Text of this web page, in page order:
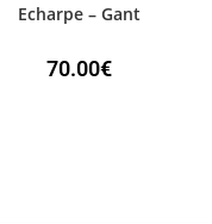
Echarpe – Gant
70.00€